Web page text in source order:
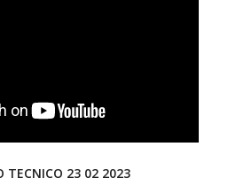
TECNICO 23 02 2023